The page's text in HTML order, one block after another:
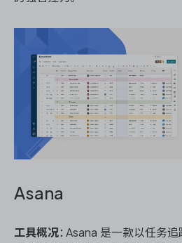
Asana
工具概况：Asana 是一款以任务